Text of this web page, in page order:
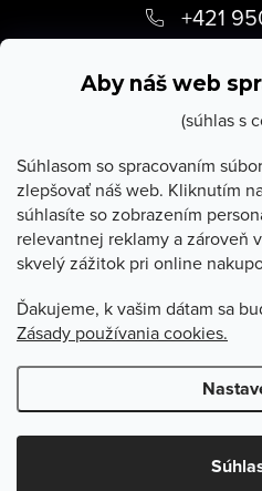
Aby náš web
(súhlas s
Súhlasom so spracovaním
zlepšovať náš web. Kliknutím
súhlasíte so zobrazením
relevantnej reklamy a zároveň
skvelý zážitok pri online
Ďakujeme, k vašim dátam sa
Zásady používania cookies.
p
+421
O Stevula
Poradňa
Copyright 2026Stevula.sk.
nastavenie